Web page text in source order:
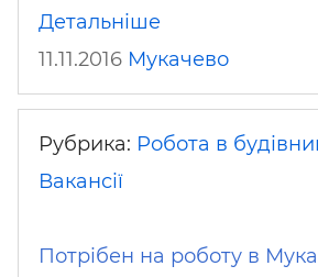
Детальніше
11.11.2016 Мукачево
Рубрика: Робота в
Вакансії
Потрібен на роботу в